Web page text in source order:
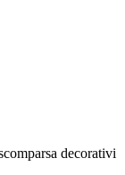
decorativi